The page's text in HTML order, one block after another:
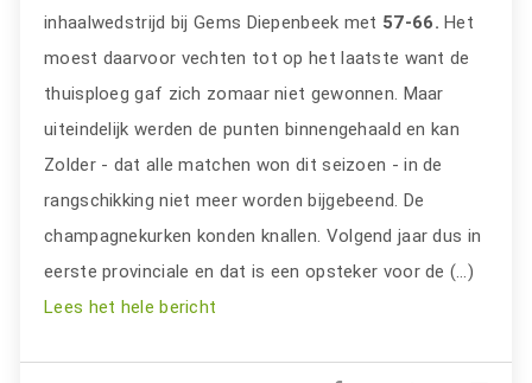
inhaalwedstrijd bij Gems Diepenbeek met 57-66.Het
moest daarvoor vechten tot op het laatste want de
thuisploeg gaf zich zomaar niet gewonnen. Maar
uiteindelijk werden de punten binnengehaald en kan
Zolder - dat alle matchen won dit seizoen - in de
rangschikking niet meer worden bijgebeend. De
champagnekurken konden knallen. Volgend jaar dus in
eerste provinciale en dat is een opsteker voor de (…)
Lees het hele bericht